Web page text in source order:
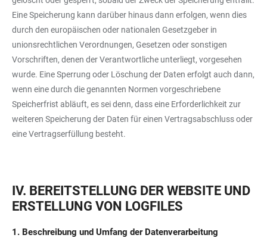
Eine Speicherung kann darüber hinaus dann erfolgen, wenn dies
durch den europäischen oder nationalen Gesetzgeber in
unionsrechtlichen Verordnungen, Gesetzen oder sonstigen
Vorschriften, denen der Verantwortliche unterliegt, vorgesehen
wurde. Eine Sperrung oder Löschung der Daten erfolgt auch dann,
wenn eine durch die genannten Normen vorgeschriebene
Speicherfrist abläuft, es sei denn, dass eine Erforderlichkeit zur
weiteren Speicherung der Daten für einen Vertragsabschluss oder
eine Vertragserfüllung besteht.
IV. BEREITSTELLUNG DER WEBSITE UND
ERSTELLUNG VON LOGFILES
1. Beschreibung und Umfang der Datenverarbeitung